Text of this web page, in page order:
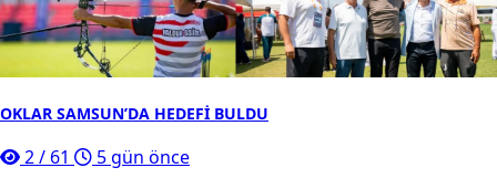
OKLAR SAMSUN’DA HEDEFİ BULDU
2/ 61
5 gün önce